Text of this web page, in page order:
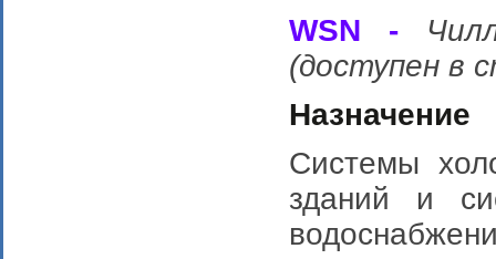
WSN -
(доступен в
Назначение
Системы
зданий и